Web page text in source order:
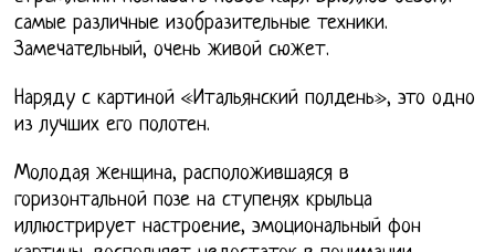
самые различные изобразительные техники.
Замечательный, очень живой сюжет.
Наряду с картиной «Итальянский полдень», это одно
из лучших его полотен.
Молодая женщина, расположившаяся в
горизонтальной позе на ступенях крыльца
иллюстрирует настроение, эмоциональный фон